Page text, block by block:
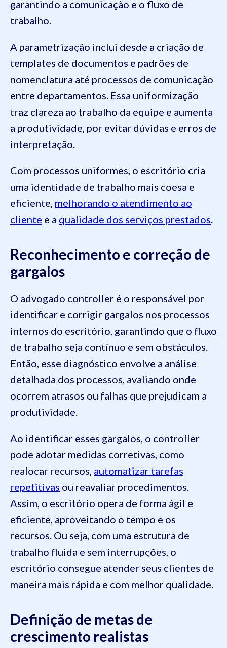
garantindo a comunicação e o fluxo de
trabalho.
A parametrização inclui desde a criação de
templates de documentos e padrões de
nomenclatura até processos de comunicação
entre departamentos. Essa uniformização
traz clareza ao trabalho da equipe e aumenta
a produtividade, por evitar dúvidas e erros de
interpretação.
Com processos uniformes, o escritório cria
uma identidade de trabalho mais coesa e
eficiente, melhorando o atendimento ao
cliente e a qualidade dos serviços prestados.
Reconhecimento e correção de
gargalos
O advogado controller é o responsável por
identificar e corrigir gargalos nos processos
internos do escritório, garantindo que o fluxo
de trabalho seja contínuo e sem obstáculos.
Então, esse diagnóstico envolve a análise
detalhada dos processos, avaliando onde
ocorrem atrasos ou falhas que prejudicam a
produtividade.
Ao identificar esses gargalos, o controller
pode adotar medidas corretivas, como
realocar recursos, automatizar tarefas
repetitivas ou reavaliar procedimentos.
Assim, o escritório opera de forma ágil e
eficiente, aproveitando o tempo e os
recursos. Ou seja, com uma estrutura de
trabalho fluida e sem interrupções, o
escritório consegue atender seus clientes de
maneira mais rápida e com melhor qualidade.
Definição de metas de
crescimento realistas